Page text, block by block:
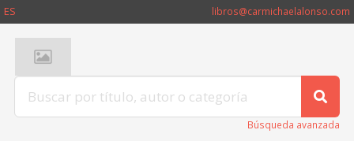
ES libros@carmichaelalonso.com
Búsqueda avanzada